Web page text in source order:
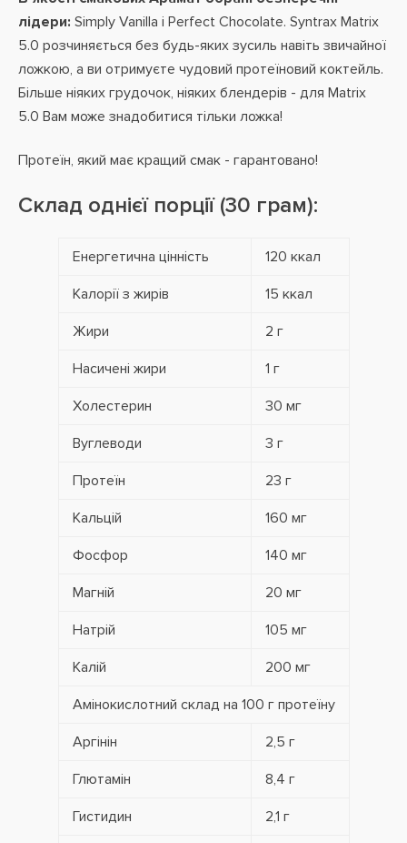
лідери: Simply Vanilla і Perfect Chocolate. Syntrax Matrix
5.0 розчиняється без будь-яких зусиль навіть звичайної
ложкою, а ви отримуєте чудовий протеїновий коктейль.
Більше ніяких грудочок, ніяких блендерів - для Matrix
5.0 Вам може знадобитися тільки ложка!
Протеїн, який має кращий смак - гарантовано!
Склад однієї порції (30 грам):
Енергетична цінність 120 ккал
Калорії з жирів 15 ккал
Жири 2 г
Насичені жири 1 г
Холестерин 30 мг
Вуглеводи 3 г
Протеїн 23 г
Кальцій 160 мг
Фосфор 140 мг
Магній 20 мг
Натрій 105 мг
Калій 200 мг
Амінокислотний склад на 100 г протеїну
Аргінін 2,5 г
Глютамін 8,4 г
Гистидин 2,1 г